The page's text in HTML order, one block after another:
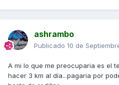
ashrambo
Publicado 10 de
A mi lo que me preocuparia es el
hacer 3 km al día...pagaria por